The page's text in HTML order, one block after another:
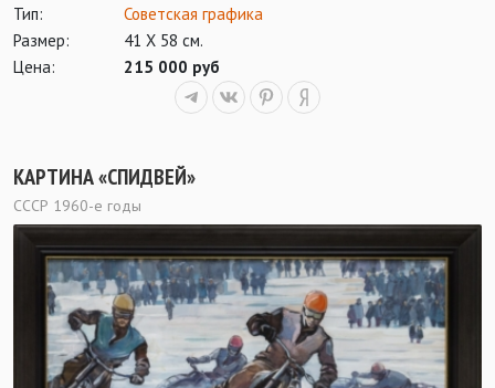
Тип:
Советская графика
Размер:
41 Х 58 см.
Цена:
215 000 руб
КАРТИНА «СПИДВЕЙ»
СССР 1960-е годы